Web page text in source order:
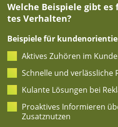
Wel­che Bei­spie­le gibt
tes Verhalten?
Bei­spie­le für
Akti­ves Zuhö­ren im
Schnel­le und ver­läss­li­che
Kulan­te Lösun­gen bei
Pro­ak­ti­ves Infor­mie­ren
Zusatznutzen